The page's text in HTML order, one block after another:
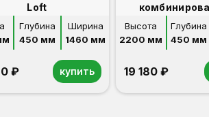
Loft
Глубина
450 мм
Ширина
1460 мм
₽ купить
Высота
2200 мм
Глубина
450 мм
19 180 ₽